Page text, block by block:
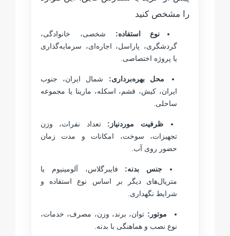
را مشخص کنید
نوع استفاده: شخصی، خانوادگی،
گردشگری، پاراسل، اجاره‌ای، سرمایه‌گذاری
یا پروژه اختصاصی.
محل بهره‌برداری: شمال ایران، جنوب
ایران، کیش، قشم، اسکله، مارینا یا مجموعه
ساحلی.
ظرفیت موردنیاز: تعداد نفرات، وزن
تجهیزات، سوخت، امکانات و مدت زمان
حضور روی آب.
جنس بدنه: فایبرگلاس، آلومینیوم یا
متریال‌های دیگر بر اساس نوع استفاده و
شرایط نگهداری.
موتور: توان، برند، وزن، مصرف، خدمات،
نوع نصب و هماهنگی با بدنه.